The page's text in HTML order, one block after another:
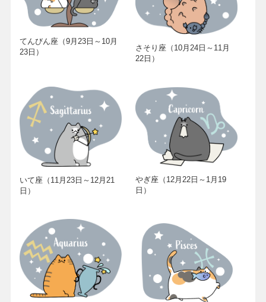
てんびん座（9月23日～10月
23日）
さそり座（10月24日～11月
22日）
いて座（11月23日～12月21
日）
やぎ座（12月22日～1月19
日）